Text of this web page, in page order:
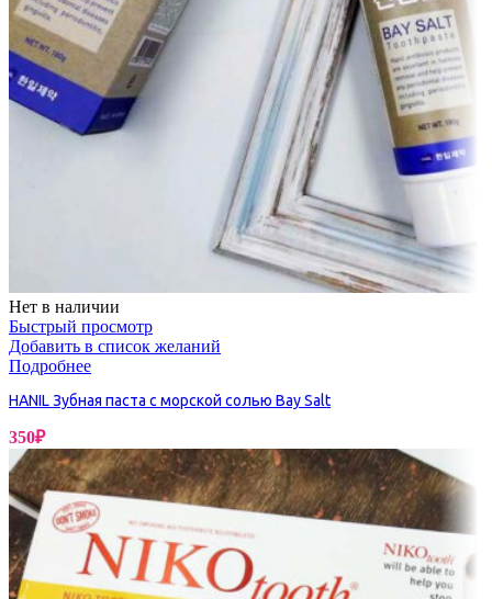
Нет в наличии
Быстрый просмотр
Добавить в список желаний
Подробнее
HANIL Зубная паста с морской солью Bay Salt
350₽